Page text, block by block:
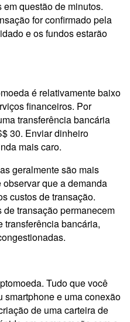
questão de minutos.
for confirmado pela
e os fundos estarão
é relativamente baixo
financeiros. Por
transferência bancária
30. Enviar dinheiro
mais caro.
geralmente são mais
que a demanda
custos de transação.
transação permanecem
transferência bancária,
Tudo que você
smartphone e uma conexão
de uma carteira de